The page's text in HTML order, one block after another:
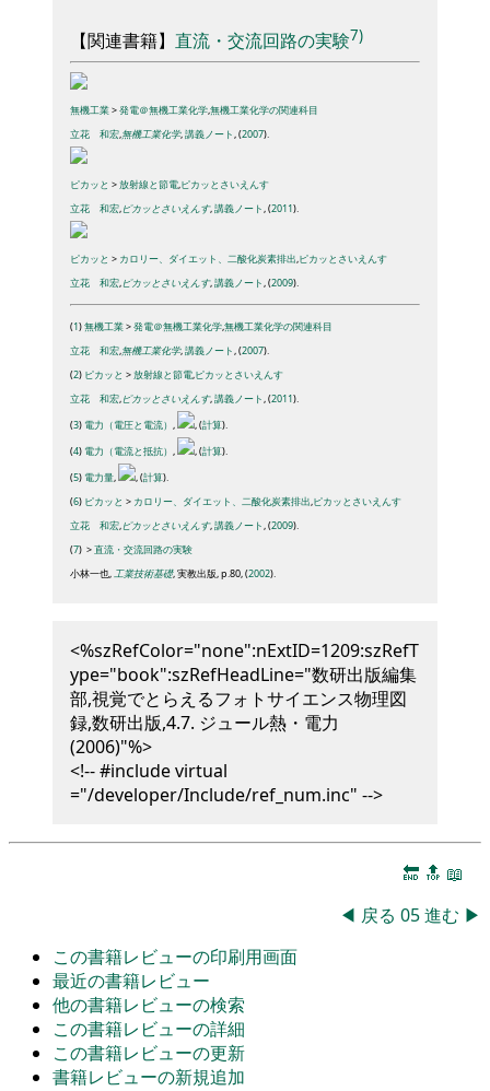
【関連書籍】 直流・交流回路の実験7)
無機工業>発電＠無機工業化学,無機工業化学の関連科目
立花 和宏,無機工業化学,講義ノート, (2007).
ピカッと >放射線と節電,ピカッとさいえんす
立花 和宏,ピカッとさいえんす,講義ノート, (2011).
ピカッと > カロリー、ダイエット、二酸化炭素排出,ピカッとさいえんす
立花 和宏,ピカッとさいえんす,講義ノート, (2009).
(1)無機工業>発電＠無機工業化学,無機工業化学の関連科目
立花 和宏,無機工業化学,講義ノート, (2007).
(2) ピカッと >放射線と節電,ピカッとさいえんす
立花 和宏,ピカッとさいえんす,講義ノート, (2011).
(3) 電力（電圧と電流） , , (計算).
(4) 電力（電流と抵抗） , , (計算).
(5) 電力量, , (計算).
(6) ピカッと > カロリー、ダイエット、二酸化炭素排出,ピカッとさいえんす
立花 和宏,ピカッとさいえんす,講義ノート, (2009).
(7) >直流・交流回路の実験
小林一也,工業技術基礎, 実教出版, p.80, (2002).
<%szRefColor="none":nExtID=1209:szRefT
ype="book":szRefHeadLine="数研出版編集
部,視覚でとらえるフォトサイエンス物理図
録,数研出版,4.7. ジュール熱・電力
(2006)"%>
<!-- #include virtual
="/developer/Include/ref_num.inc" -->
🔚 🔝 📖
◀ 戻る 05進む ▶
この書籍レビューの印刷用画面
最近の書籍レビュー
他の書籍レビューの検索
この書籍レビューの詳細
この書籍レビューの更新
書籍レビューの新規追加